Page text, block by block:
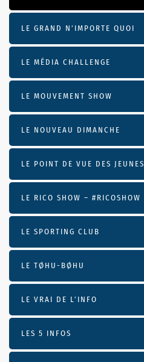
LE GRAND N’IMPORTE QUOI
LE MÉDIA CHALLENGE
LE MOUVEMENT SHOW
LE NOUVEAU DIMANCHE
LE POINT DE VUE DES JEUNES
LE RICO SHOW – #RICOSHOW
LE SPORTING CLUB
LE TØHU-BØHU
LE VRAI DE L’INFO
LES 5 INFOS